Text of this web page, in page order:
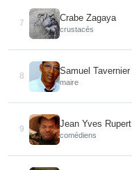
7
Crabe Zagaya
crustacés
8
Samuel Tavernier
maire
9
Jean Yves Rupert
comédiens